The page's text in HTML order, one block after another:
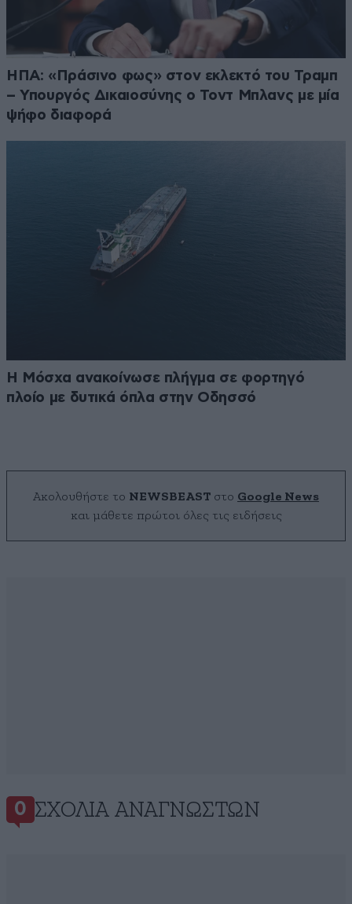
ΗΠΑ: «Πράσινο φως» στον εκλεκτό του Τραμπ
– Υπουργός Δικαιοσύνης ο Τοντ Μπλανς με μία
ψήφο διαφορά
Η Μόσχα ανακοίνωσε πλήγμα σε φορτηγό
πλοίο με δυτικά όπλα στην Οδησσό
Ακολουθήστε το NEWSBEAST στο Google News
και μάθετε πρώτοι όλες τις ειδήσεις
0 ΣΧΌΛΙΑ ΑΝΑΓΝΩΣΤΏΝ